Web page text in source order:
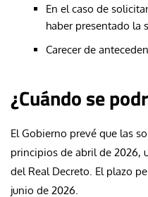
En el caso de
haber presentado la
Carecer de
¿Cuándo se
El Gobierno prevé que las
principios de abril de 2026,
del Real Decreto. El plazo
junio de 2026.